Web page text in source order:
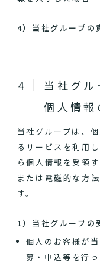
4）当社グループの
当社グ
個人情報
当社グループは、
るサービスを利用
ら個人情報を受領
または電磁的な方
す。
1）当社グループの
個人のお客様が
募・申込等を行